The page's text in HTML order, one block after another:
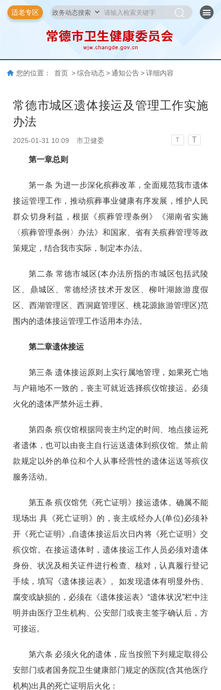
适老专区
您的位置： 首页 > 综合动态 > 通知公告 > 详细内容
常德市城区遗体接运及管理工作实施
办法
2025-01-31 10:09 市卫健委 T T
第一章总则
第一条 为进一步深化殡葬改革，全面规范我市遗体
接运管理工作，推动殡葬事业健康有序发展，维护人民
群众切身利益，根据《殡葬管理条例》《湖南省实施
〈殡葬管理条例〉办法》 和国家、省有关殡葬管理等政
策规定，结合我市实际，制定本办法。
第二条 常德市城区(本办法所指的市城区包括武陵
区、鼎城区、常德经济技术开发区、柳叶湖旅游度假
区、西湖管理区、西洞庭管理区、桃花源旅游管理区)范
围内的遗体接运管理工作适用本办法。
第二章遗体接运
第三条 遗体接运原则上实行属地管理，如果死亡地
与户籍地不一致的，丧主可就近选择殡仪馆接运。必须
火化的遗体严禁外运土葬。
第四条 殡仪馆根据同丧主约定的时间、地点接运死
者遗体，也可以由丧主自行运送遗体到殡仪馆。禁止前
款规定以外的单位和个人从事经营性的遗体运送等殡仪
服务活动。
第五条 殡仪馆凭《死亡证明》接运遗体。确属不能
现场出 具《死亡证明》的，丧主或经办人(单位)必须补
开《死亡证明》,自遗体接运后次日内将《死亡证明》交
殡仪馆。在接运遗体时，遗体接运工作人员必须对遗体
身份、状况及相关证件进行检查、核对，认真履行登记
手续，填写《遗体接运表》。如发现遗体有明显外伤、
腐变或缺损的，必须在《遗体接运表》“遗体状况”栏中注
明并由医疗卫生机构、公安部门或丧主签字确认后，方
可接运。
第六条 必须火化的遗体，应当按照下列规定取得公
安部门或者国务院卫生健康部门规定的医院(含其他医疗
机构)出具的死亡证明后火化：